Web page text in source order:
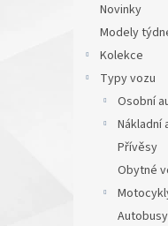
Novinky
Modely
Kolekce
Typy vozu
Osobní
Nákladní
Přívěsy
Obytné
Autobusy